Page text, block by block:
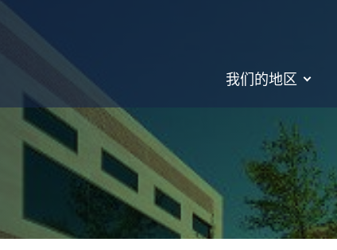
我们的地区